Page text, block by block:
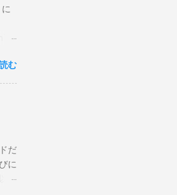
C7
む
だ
に
下